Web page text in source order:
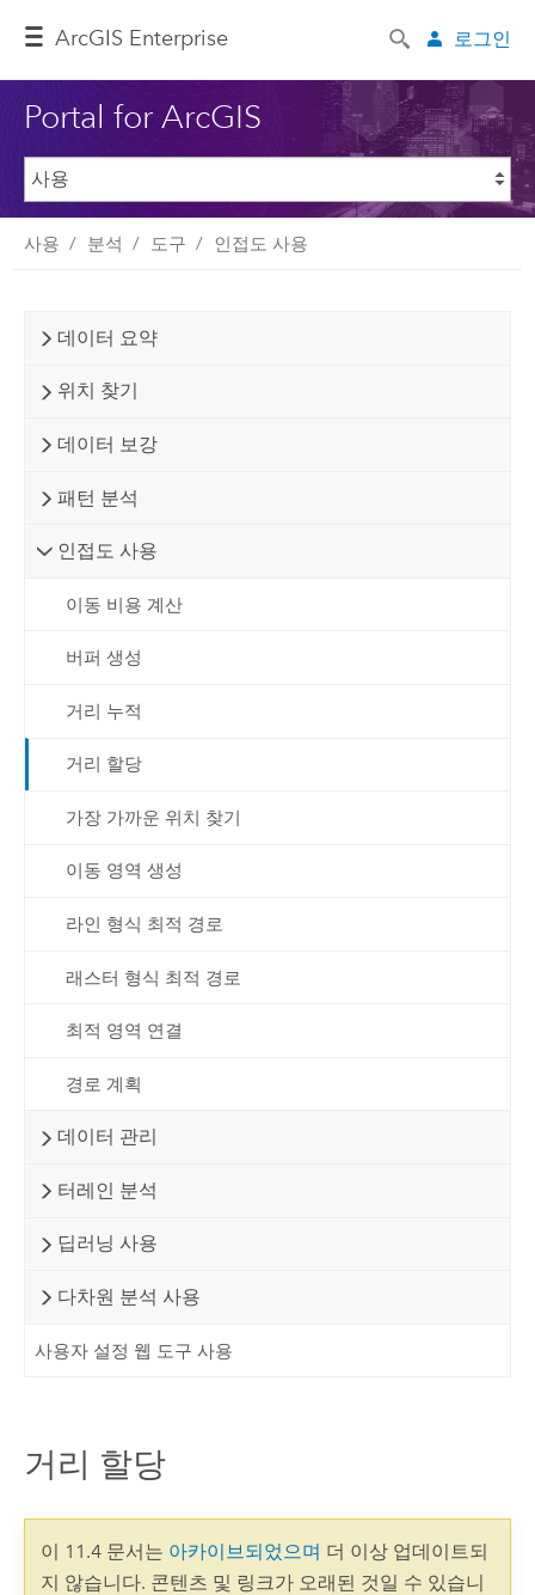
ArcGIS Enterprise 로그인
Portal for ArcGIS
사용 분석 도구 인접도 사용
데이터 요약
위치 찾기
데이터 보강
패턴 분석
인접도 사용
이동 비용 계산
버퍼 생성
거리 누적
거리 할당
가장 가까운 위치 찾기
이동 영역 생성
라인 형식 최적 경로
래스터 형식 최적 경로
최적 영역 연결
경로 계획
데이터 관리
터레인 분석
딥러닝 사용
다차원 분석 사용
사용자 설정 웹 도구 사용
거리 할당
이 11.4 문서는 아카이브되었으며 더 이상 업데이트되
지 않습니다. 콘텐츠 및 링크가 오래된 것일 수 있습니